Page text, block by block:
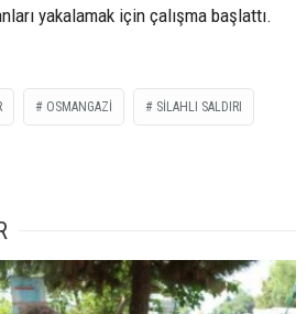
yakalamak için çalışma başlattı.
OSMANGAZI SILAHLI SALDIRI